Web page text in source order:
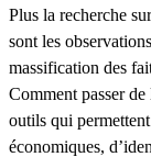
Plus la recherche
sont les
massification des
Comment passer
outils qui
économiques,